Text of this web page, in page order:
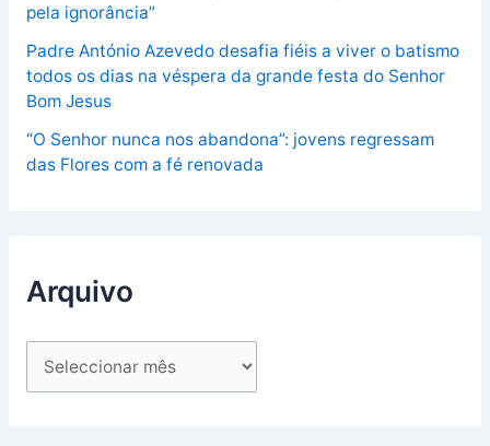
pela ignorância”
Padre António Azevedo desafia fiéis a viver o batismo
todos os dias na véspera da grande festa do Senhor
Bom Jesus
“O Senhor nunca nos abandona”: jovens regressam
das Flores com a fé renovada
Arquivo